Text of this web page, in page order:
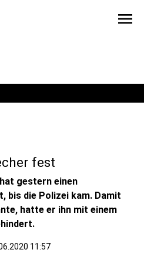
menu
fest
gestern einen
bis die Polizei kam. Damit
hatte er ihn mit einem
11:57